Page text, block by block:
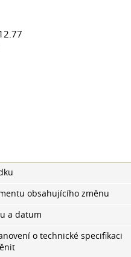
obsahujícího změnu
a datum
o technické specifikaci